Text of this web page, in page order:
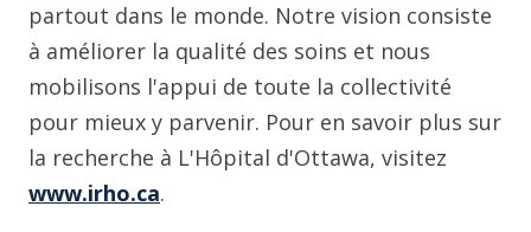
partout dans le monde. Notre vision consiste
à améliorer la qualité des soins et nous
mobilisons l'appui de toute la collectivité
pour mieux y parvenir. Pour en savoir plus sur
la recherche à L'Hôpital d'Ottawa, visitez
www.irho.ca.